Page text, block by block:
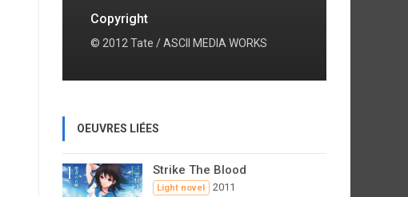
Copyright
© 2012 Tate / ASCII MEDIA WORKS
OEUVRES LIÉES
Strike The Blood
Light novel 2011